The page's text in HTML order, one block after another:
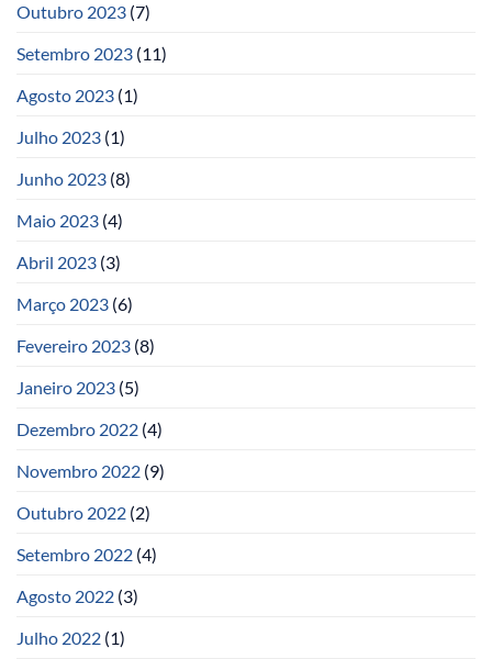
Outubro 2023 (7)
Setembro 2023 (11)
Agosto 2023 (1)
Julho 2023 (1)
Junho 2023 (8)
Maio 2023 (4)
Abril 2023 (3)
Março 2023 (6)
Fevereiro 2023 (8)
Janeiro 2023 (5)
Dezembro 2022 (4)
Novembro 2022 (9)
Outubro 2022 (2)
Setembro 2022 (4)
Agosto 2022 (3)
Julho 2022 (1)